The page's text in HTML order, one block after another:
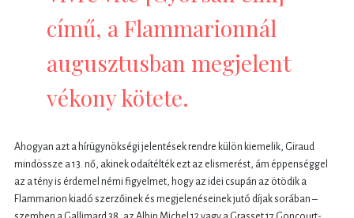
című, a Flammarionnál
augusztusban megjelent
vékony kötete.
Ahogyan azt a hírügynökségi jelentések rendre külön kiemelik, Giraud
mindössze a 13. nő, akinek odaítélték ezt az elismerést, ám éppenséggel
az a tény is érdemel némi figyelmet, hogy az idei csupán az ötödik a
Flammarion kiadó szerzőinek és megjelenéseinek jutó díjak sorában –